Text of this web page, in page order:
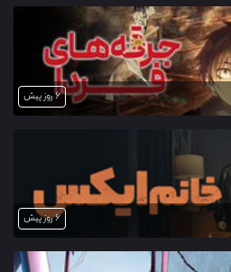
6 روز پیش
6 روز پیش